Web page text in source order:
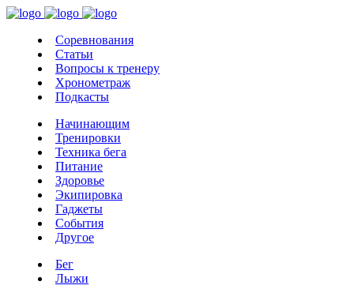
Соревнования
Статьи
Вопросы к тренеру
Хронометраж
Подкасты
Начинающим
Тренировки
Техника бега
Питание
Здоровье
Экипировка
Гаджеты
События
Другое
Бег
Лыжи